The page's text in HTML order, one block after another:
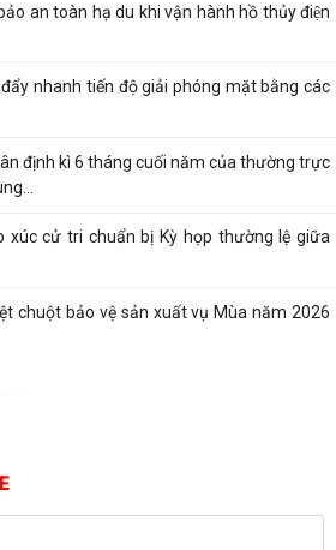
an toàn hạ du khi vận hành hồ thủy điện
nhanh tiến độ giải phóng mặt bằng các
định kì 6 tháng cuối năm của thường trực
xúc cử tri chuẩn bị Kỳ họp thường lệ giữa
chuột bảo vệ sản xuất vụ Mùa năm 2026
nhiệm vụ thuộc thẩm quyền của Ủy ban
công bố...
dân tại trụ sở UBND xã Hùng Thắng